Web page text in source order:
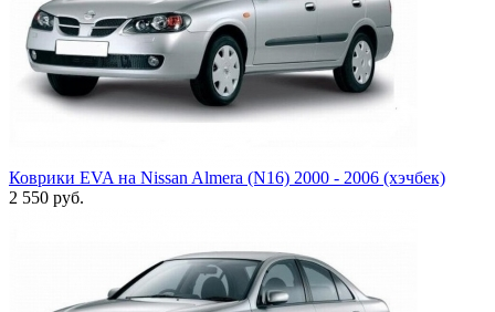
Коврики EVA на Nissan Almera (N16) 2000 - 2006 (хэчбек)
2 550 руб.